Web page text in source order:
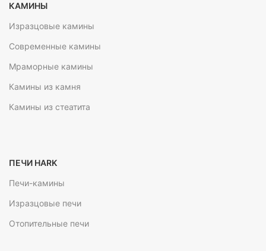
КАМИНЫ
Изразцовые камины
Современные камины
Мраморные камины
Камины из камня
Камины из стеатита
ПЕЧИ HARK
Печи-камины
Изразцовые печи
Отопительные печи